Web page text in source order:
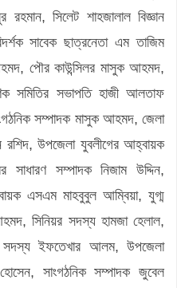
রহমান, সিলেট শাহজালাল বিজ্ঞান
সাবেক ছাত্রনেতা এম তাজিম
পৌর কাউন্সিলর মাসুক আহমদ,
সমিতির সভাপতি হাজী আলতাফ
সম্পাদক মাসুক আহমদ, জেলা
রশিদ, উপজেলা যুবলীগের আহ্বায়ক
সাধারণ সম্পাদক নিজাম উদ্দিন,
এসএম মাহবুবুল আম্বিয়া, যুগ্ম
সিনিয়র সদস্য হামজা হেলাল,
সদস্য ইফতেখার আলম, উপজেলা
সাংগঠনিক সম্পাদক জুবেল